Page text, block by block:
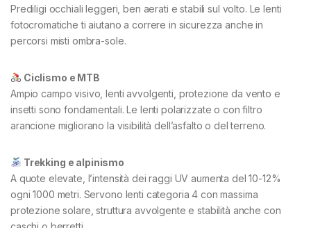
Prediligi occhiali leggeri, ben aerati e stabili sul volto. Le lenti
fotocromatiche ti aiutano a correre in sicurezza anche in
percorsi misti ombra-sole.
Ciclismo e MTB
Ampio campo visivo, lenti avvolgenti, protezione da vento e
insetti sono fondamentali. Le lenti polarizzate o con filtro
arancione migliorano la visibilità dell’asfalto o del terreno.
Trekking e alpinismo
A quote elevate, l’intensità dei raggi UV aumenta del 10-12%
ogni 1000 metri. Servono lenti categoria 4 con massima
protezione solare, struttura avvolgente e stabilità anche con